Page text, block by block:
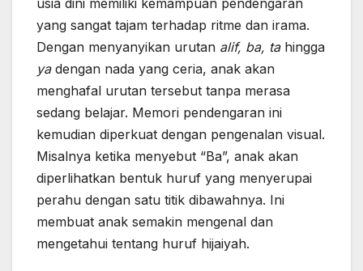
yang sangat tajam terhadap ritme dan irama.
Dengan menyanyikan urutan alif, ba, tahingga
yadengan nada yang ceria, anak akan
menghafal urutan tersebut tanpa merasa
sedang belajar. Memori pendengaran ini
kemudian diperkuat dengan pengenalan visual.
Misalnya ketika menyebut “Ba”, anak akan
diperlihatkan bentuk huruf yang menyerupai
perahu dengan satu titik dibawahnya. Ini
membuat anak semakin mengenal dan
mengetahui tentang huruf hijaiyah.